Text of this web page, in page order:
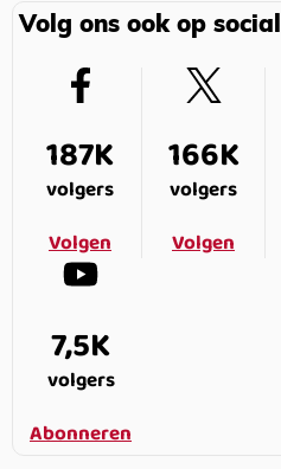
Volg ons ook op social
187K
volgers
Volgen
166K
volgers
Volgen
7,5K
volgers
Abonneren